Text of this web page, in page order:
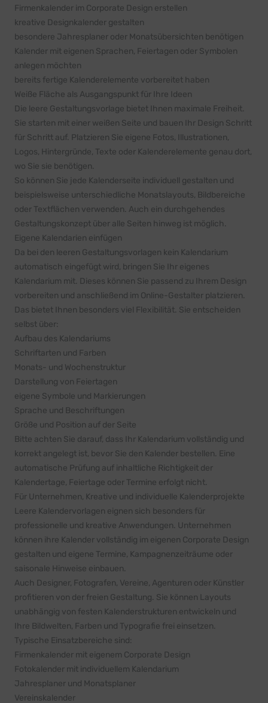
Firmenkalender im Corporate Design erstellen
kreative Designkalender gestalten
besondere Jahresplaner oder Monatsübersichten benötigen
Kalender mit eigenen Sprachen, Feiertagen oder Symbolen
anlegen möchten
bereits fertige Kalenderelemente vorbereitet haben
Weiße Fläche als Ausgangspunkt für Ihre Ideen
Die leere Gestaltungsvorlage bietet Ihnen maximale Freiheit.
Sie starten mit einer weißen Seite und bauen Ihr Design Schritt
für Schritt auf. Platzieren Sie eigene Fotos, Illustrationen,
Logos, Hintergründe, Texte oder Kalenderelemente genau dort,
wo Sie sie benötigen.
So können Sie jede Kalenderseite individuell gestalten und
beispielsweise unterschiedliche Monatslayouts, Bildbereiche
oder Textflächen verwenden. Auch ein durchgehendes
Gestaltungskonzept über alle Seiten hinweg ist möglich.
Eigene Kalendarien einfügen
Da bei den leeren Gestaltungsvorlagen kein Kalendarium
automatisch eingefügt wird, bringen Sie Ihr eigenes
Kalendarium mit. Dieses können Sie passend zu Ihrem Design
vorbereiten und anschließend im Online-Gestalter platzieren.
Das bietet Ihnen besonders viel Flexibilität. Sie entscheiden
selbst über:
Aufbau des Kalendariums
Schriftarten und Farben
Monats- und Wochenstruktur
Darstellung von Feiertagen
eigene Symbole und Markierungen
Sprache und Beschriftungen
Größe und Position auf der Seite
Bitte achten Sie darauf, dass Ihr Kalendarium vollständig und
korrekt angelegt ist, bevor Sie den Kalender bestellen. Eine
automatische Prüfung auf inhaltliche Richtigkeit der
Kalendertage, Feiertage oder Termine erfolgt nicht.
Für Unternehmen, Kreative und individuelle Kalenderprojekte
Leere Kalendervorlagen eignen sich besonders für
professionelle und kreative Anwendungen. Unternehmen
können ihre Kalender vollständig im eigenen Corporate Design
gestalten und eigene Termine, Kampagnenzeiträume oder
saisonale Hinweise einbauen.
Auch Designer, Fotografen, Vereine, Agenturen oder Künstler
profitieren von der freien Gestaltung. Sie können Layouts
unabhängig von festen Kalenderstrukturen entwickeln und
Ihre Bildwelten, Farben und Typografie frei einsetzen.
Typische Einsatzbereiche sind:
Firmenkalender mit eigenem Corporate Design
Fotokalender mit individuellem Kalendarium
Jahresplaner und Monatsplaner
Vereinskalender